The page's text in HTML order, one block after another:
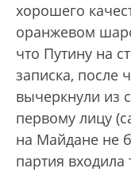
хорошего
оранжевом
что Путину на
записка, после
вычеркнули из
первому лицу
на Майдане не
партия входила